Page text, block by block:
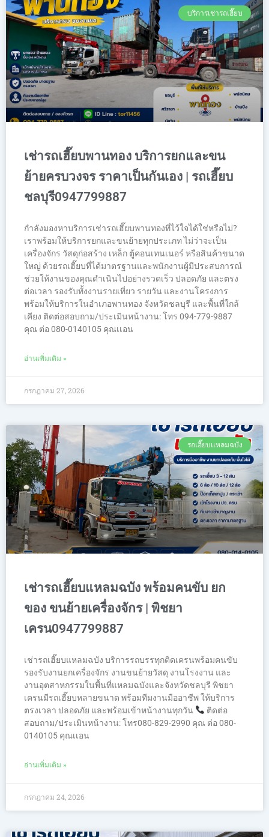
บริการเช่ารถเฮี๊ยบ
เช่ารถเฮี๊ยบพานทอง บริการยกและขน
ย้ายครบวงจร ราคาเป็นกันเอง | รถเฮี๊ยบ
ชลบุรี0947799887
กำลังมองหาบริการเช่ารถเฮี๊ยบพานทองที่ไว้ใจได้ใช่หรือไม่?
เราพร้อมให้บริการยกและขนย้ายทุกประเภท ไม่ว่าจะเป็น
เครื่องจักร วัสดุก่อสร้าง เหล็ก ตู้คอนเทนเนอร์ หรือสินค้าขนาด
ใหญ่ ด้วยรถเฮี๊ยบที่ได้มาตรฐานและพนักงานผู้มีประสบการณ์
ช่วยให้งานของคุณดำเนินไปอย่างรวดเร็ว ปลอดภัย และตรง
ต่อเวลา รองรับทั้งงานรายเที่ยว รายวัน และงานโครงการ
พร้อมให้บริการในอำเภอพานทอง จังหวัดชลบุรี และพื้นที่ใกล้
เคียง ติดต่อสอบถาม/ประเมินหน้างาน: โทร 094-779-9887
คุณ ต่อ 080-0140105 คุณเเอน
อ่านเพิ่มเติม »
กรกฎาคม 27, 2026
รถเฮี๊ยบเเหลมฉบัง
เช่ารถเฮี๊ยบแหลมฉบัง พร้อมคนขับ ยก
ของ ขนย้ายเครื่องจักร | พิชยา
เครน0947799887
เช่ารถเฮี๊ยบแหลมฉบัง บริการรถบรรทุกติดเครนพร้อมคนขับ
รองรับงานยกเครื่องจักร งานขนย้ายวัสดุ งานโรงงาน และ
งานอุตสาหกรรมในพื้นที่แหลมฉบังและจังหวัดชลบุรี พิชยา
เครนมีรถเฮี๊ยบหลายขนาด พร้อมทีมงานมืออาชีพ ให้บริการ
ตรงเวลา ปลอดภัย และพร้อมเข้าหน้างานทุกวัน
ติดต่อ
สอบถาม/ประเมินหน้างาน: โทร080-829-2990 คุณ ต่อ 080-
0140105 คุณเเอน
อ่านเพิ่มเติม »
กรกฎาคม 24, 2026